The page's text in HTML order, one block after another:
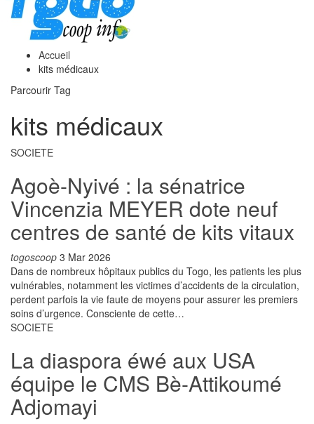
Accueil
kits médicaux
Parcourir Tag
kits médicaux
SOCIETE
Agoè-Nyivé : la sénatrice
Vincenzia MEYER dote neuf
centres de santé de kits vitaux
togoscoop 3 Mar 2026
Dans de nombreux hôpitaux publics du Togo, les patients les plus
vulnérables, notamment les victimes d’accidents de la circulation,
perdent parfois la vie faute de moyens pour assurer les premiers
soins d’urgence. Consciente de cette…
SOCIETE
La diaspora éwé aux USA
équipe le CMS Bè-Attikoumé
Adjomayi